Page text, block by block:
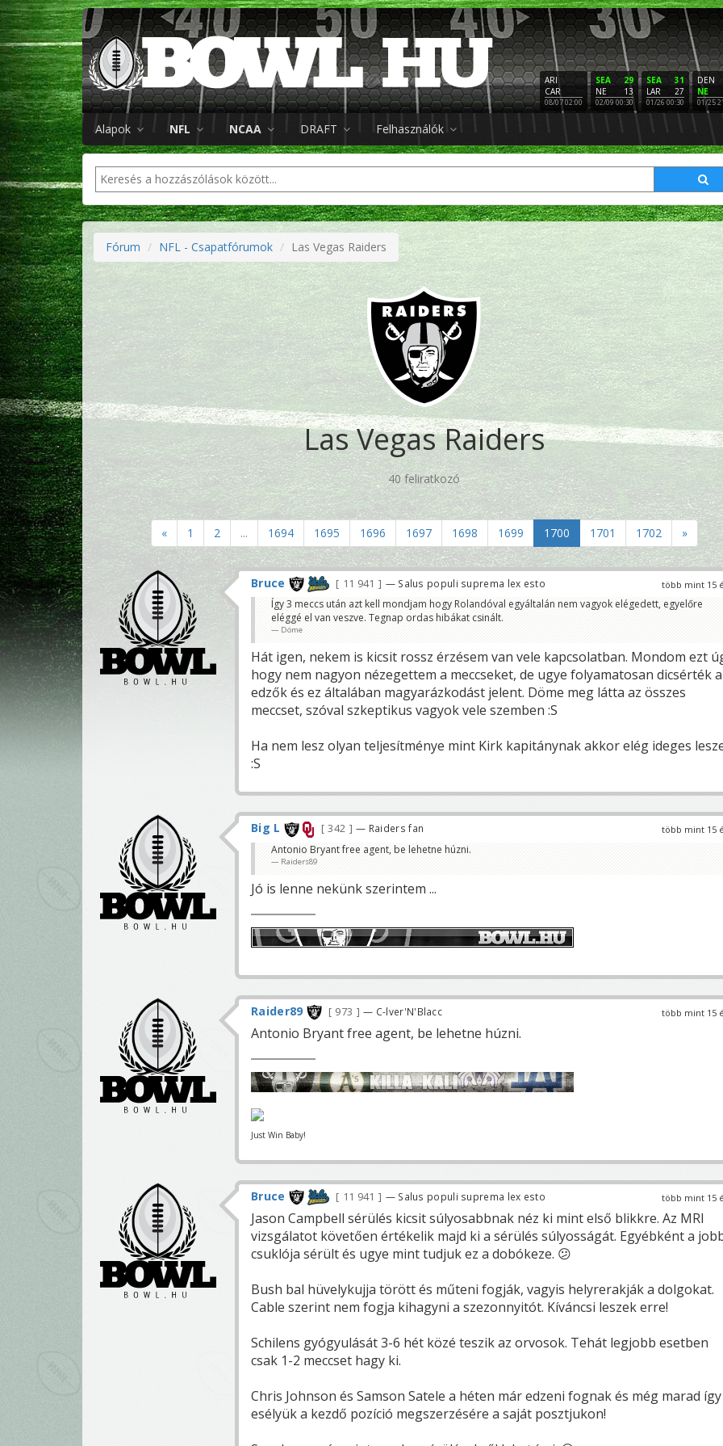
ARI
CAR
08/07 02:00
29
SEA
13
NE
02/09 00:30
31
SEA
27
LAR
01/26 00:30
DEN
NE
01/25
Alapok NFL NCAA DRAFT Felhasználók
Fórum NFL - Csapatfórumok Las Vegas Raiders
Las Vegas Raiders
40 feliratkozó
« 1 2 ... 1694 1695 1696 1697 1698 1699 1700 1701 1702 »
több mint 15
Bruce 11 941 — Salus populi suprema lex esto
Így 3 meccs után azt kell mondjam hogy Rolandóval egyáltalán nem vagyok elégedett, egyelőre
eléggé el van veszve. Tegnap ordas hibákat csinált.
Döme
Hát igen, nekem is kicsit rossz érzésem van vele kapcsolatban. Mondom ezt
hogy nem nagyon nézegettem a meccseket, de ugye folyamatosan dicsérték
edzők és ez általában magyarázkodást jelent. Döme meg látta az összes
meccset, szóval szkeptikus vagyok vele szemben :S
Ha nem lesz olyan teljesítménye mint Kirk kapitánynak akkor elég ideges
:S
több mint 15
Big L 342 — Raiders fan
Antonio Bryant free agent, be lehetne húzni.
Raiders89
Jó is lenne nekünk szerintem ...
több mint 15
Raider89 973 — C-lver'N'Blacc
Antonio Bryant free agent, be lehetne húzni.
Just Win Baby!
több mint 15
Bruce 11 941 — Salus populi suprema lex esto
Jason Campbell sérülés kicsit súlyosabbnak néz ki mint első blikkre. Az MRI
vizsgálatot követően értékelik majd ki a sérülés súlyosságát. Egyébként a
csuklója sérült és ugye mint tudjuk ez a dobókeze. 😕
Bush bal hüvelykujja törött és műteni fogják, vagyis helyrerakják a dolgokat.
Cable szerint nem fogja kihagyni a szezonnyitót. Kíváncsi leszek erre!
Schilens gyógyulását 3-6 hét közé teszik az orvosok. Tehát legjobb esetben
csak 1-2 meccset hagy ki.
Chris Johnson és Samson Satele a héten már edzeni fognak és még marad így
esélyük a kezdő pozíció megszerzésére a saját posztjukon!